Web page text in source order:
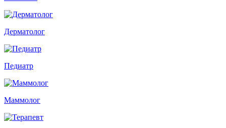
Дерматолог
Педиатр
Маммолог